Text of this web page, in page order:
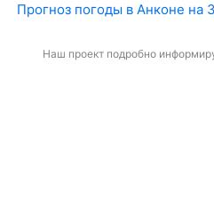
Прогноз погоды в Анконе на
Наш проект подробно